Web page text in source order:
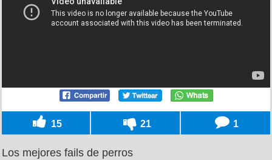
15 21 1
Los mejores fails de perros